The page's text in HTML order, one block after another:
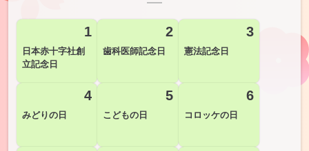
1
日本赤十字社創
立記念日
2
歯科医師記念日
3
憲法記念日
4
みどりの日
5
こどもの日
6
コロッケの日